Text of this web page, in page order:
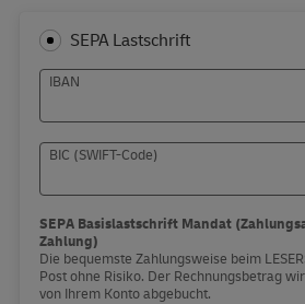
SEPA Lastschrift
IBAN
BIC (SWIFT-Code)
SEPA Basislastschrift Mandat
Zahlung)
Die bequemste Zahlungsweise beim
Post ohne Risiko. Der Rechnungsbetrag
von Ihrem Konto abgebucht.